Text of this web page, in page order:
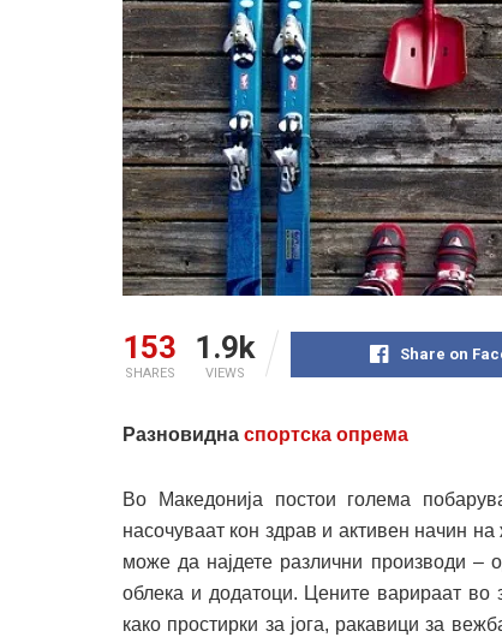
153
SHARES
1.9k
VIEWS
Share on
Разновидна спортска опрема
Во Македонија постои голема
насочуваат кон здрав и активен начин
може да најдете различни производи –
облека и додатоци. Цените варираат во
како простирки за јога, ракавици за